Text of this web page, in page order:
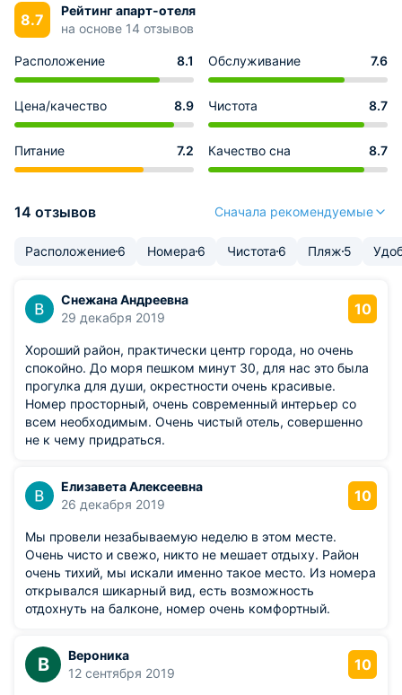
8.7
Рейтинг апарт-отеля
на основе 14 отзывов
Расположение 8.1 Обслуживание 7.6
Цена/качество 8.9 Чистота 8.7
Питание 7.2 Качество сна 8.7
14 отзывов Сначала рекомендуемые
Расположение6 Номера 6 Чистота 6 Пляж 5
Снежана Андреевна
29 декабря 2019
10
Хороший район, практически центр города, но очень
спокойно. До моря пешком минут 30, для нас это была
прогулка для души, окрестности очень красивые.
Номер просторный, очень современный интерьер со
всем необходимым. Очень чистый отель, совершенно
не к чему придраться.
Елизавета Алексеевна
26 декабря 2019
10
Мы провели незабываемую неделю в этом месте.
Очень чисто и свежо, никто не мешает отдыху. Район
очень тихий, мы искали именно такое место. Из номера
открывался шикарный вид, есть возможность
отдохнуть на балконе, номер очень комфортный.
В
Вероника
12 сентября 2019
10